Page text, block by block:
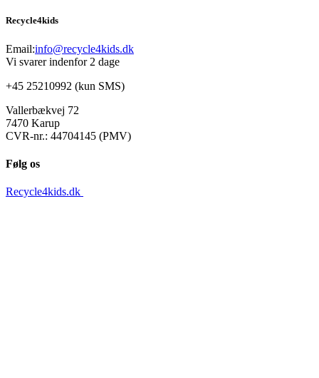
Recycle4kids
Email:info@recycle4kids.dk
Vi svarer indenfor 2 dage
+45 25210992 (kun SMS)
Vallerbækvej 72
7470 Karup
CVR-nr.: 44704145 (PMV)
Følg os
Recycle4kids.dk